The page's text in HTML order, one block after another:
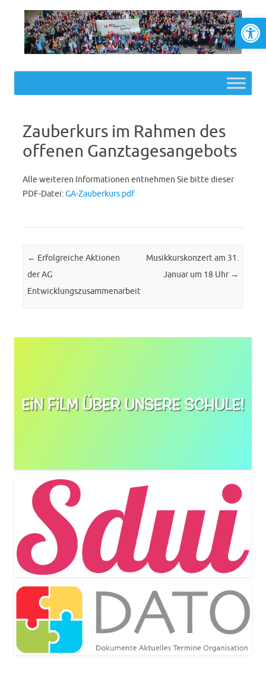
Zauberkurs im Rahmen des
offenen Ganztagesangebots
Alle weiteren Informationen entnehmen Sie bitte dieser
PDF-Datei:GA-Zauberkurs.pdf
Post navigation
← Erfolgreiche Aktionen
der AG
Entwicklungszusammenarbeit
Musikkurskonzert am 31.
Januar um 18 Uhr →